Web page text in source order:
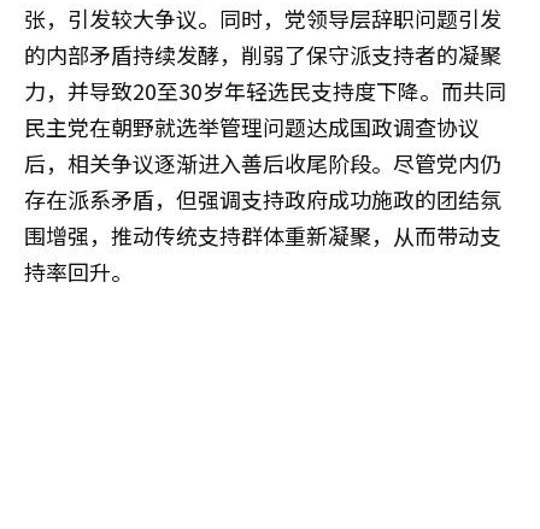
张，引发较大争议。同时，党领导层辞职问题引发
的内部矛盾持续发酵，削弱了保守派支持者的凝聚
力，并导致20至30岁年轻选民支持度下降。而共同
民主党在朝野就选举管理问题达成国政调查协议
后，相关争议逐渐进入善后收尾阶段。尽管党内仍
存在派系矛盾，但强调支持政府成功施政的团结氛
围增强，推动传统支持群体重新凝聚，从而带动支
持率回升。